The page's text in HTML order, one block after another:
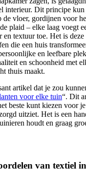
interieur. Dit principe kun
de vloer, gordijnen voor
plaid – elke laag voegt
en textuur toe. Het is
die een huis
en leefbare
en schoonheid met
thuis maakt.
artikel dat je zou
voor elke tuin“. Dit
beste kunt kiezen voor
uitziet. Het is een
houdt en graag
van textiel